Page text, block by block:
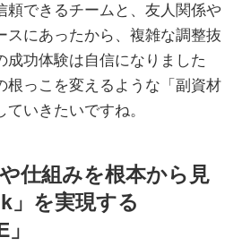
頼できるチームと、友人関係や
スにあったから、複雑な調整抜
成功体験は自信になりました
根っこを変えるような「副資材
いきたいですね。
仕組みを根本から見
」を実現する